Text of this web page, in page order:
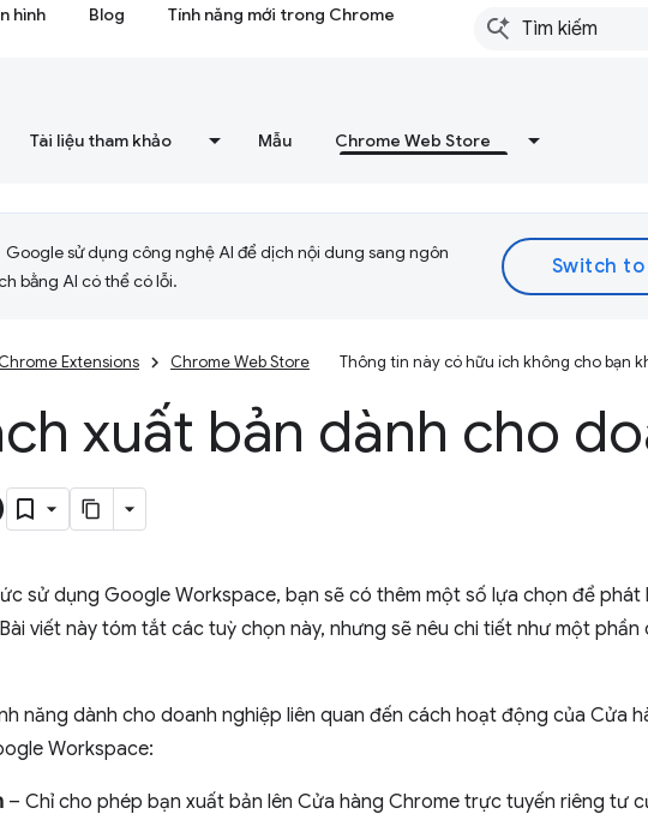
hình Blog Tính năng mới trong Chrome
Tài liệu tham khảo Mẫu Chrome Web Store
Google sử dụng công nghệ AI để dịch nội dung sang ngôn
bằng AI có thể có lỗi.
Chrome Extensions Chrome Web Store Thông tin này có hữu ích không cho bạn
xuất bản dành cho
sử dụng Google Workspace, bạn sẽ có thêm một số lựa chọn để phát
viết này tóm tắt các tuỳ chọn này, nhưng sẽ nêu chi tiết như một phần
năng dành cho doanh nghiệp liên quan đến cách hoạt động của Cửa
Workspace:
– Chỉ cho phép bạn xuất bản lên Cửa hàng Chrome trực tuyến riêng tư